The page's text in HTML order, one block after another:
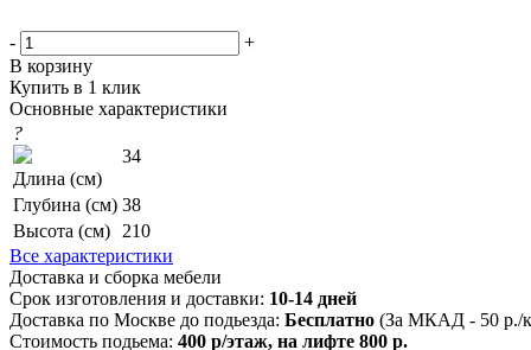
-
+
В корзину
Купить в 1 клик
Основные характеристики
?
Длина (см)
34
Глубина (см) 38
Высота (см)
210
Все характеристики
Доставка и сборка мебели
Срок изготовления и доставки: 10-14 дней
Доставка по Москве до подьезда: Бесплатно (За МКАД - 50 р./
Стоимость подьема: 400 р/этаж, на лифте 800 р.